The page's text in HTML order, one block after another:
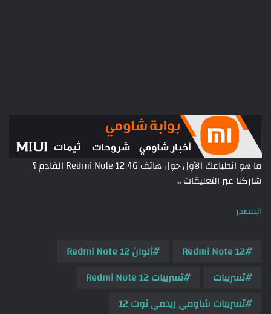
ما هو انطباعك الأول حول هاتف Redmi Note 12 4G القادم ؟
شاركنا عبر التعليقات ..
المصدر
Redmi Note 12
ألوان Redmi Note 12
تسريبات
تسريبات Redmi Note 12
تسريبات شاومي ريدمي نوت 12